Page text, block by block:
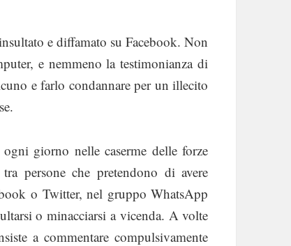
e diffamato su Facebook. Non
e nemmeno la testimonianza di
e farlo condannare per un illecito
giorno nelle caserme delle forze
persone che pretendono di avere
o Twitter, nel gruppo WhatsApp
o minacciarsi a vicenda. A volte
a commentare compulsivamente